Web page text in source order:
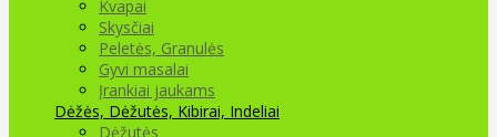
Kvapai
Skysčiai
Peletės, Granulės
Gyvi masalai
Įrankiai jaukams
Dėžės, Dėžutės, Kibirai, Indeliai
Dėžutės